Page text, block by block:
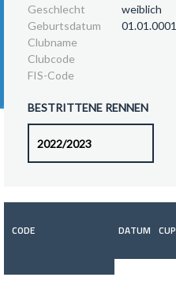
Geschlecht
weiblich
Geburtsdatum
01.01.0001
Clubname
Clubcode
FIS-Code
BESTRITTENE RENNEN
CODE DATUM CUP